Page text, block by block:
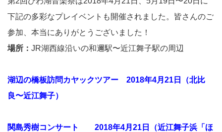
下記の多彩なプレイベントも開催されました。皆さんのご
参加、本当にありがとうございました！
場所： JR湖西線沿いの和邇駅〜近江舞子駅の周辺
湖辺の橋板訪問カヤックツアー 2018年4月21日（北比
良〜近江舞子）
関島秀樹コンサート 2018年4月21日（近江舞子浜「ほ